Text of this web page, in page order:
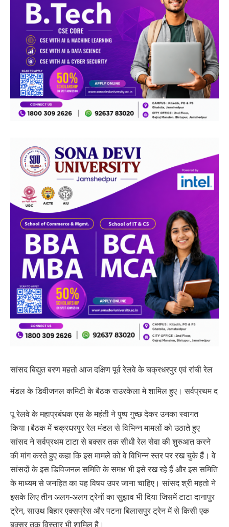
सांसद बिद्युत बरण महतो आज दक्षिण पूर्व रेलवे के चक्रधरपुर एवं रांची रेल
मंडल के डिवीजनल कमिटी के बैठक राउरकेला मे शामिल हुए।सर्वप्रथम द
पू रेलवे के महाप्रबंधक एस के महंती ने पुष्प गुच्छ देकर उनका स्वागत
किया।बैठक में चक्रधरपुर रेल मंडल से विभिन्न मामलों को उठाते हुए
सांसद ने सर्वप्रथम टाटा से बक्सर तक सीधी रेल सेवा की शुरुआत करने
की मांग करते हुए कहा कि इस मामले को वे विभिन्न स्तर पर रख चुके हैं। वे
सांसदों के इस डिविजनल समिति के समक्ष भी इसे रख रहे हैं और इस समिति
के माध्यम से जनहित का यह विषय उपर जाना चाहिए। सांसद श्री महतो ने
इसके लिए तीन अलग-अलग ट्रेनों का सुझाव भी दिया जिसमें टाटा दानापुर
ट्रेन, साउथ बिहार एक्सप्रेस और पटना बिलासपुर ट्रेन में से किसी एक
बक्सर तक विस्तार भी शामिल है।